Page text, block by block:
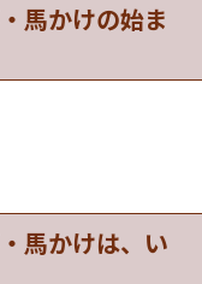
馬かけの始ま
馬かけは、い